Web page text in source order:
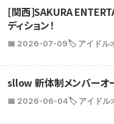
[関西]SAKURA
ディション！
📅 2026-07-09🏷️ アイドル
sllow 新体制メンバーオ
📅 2026-06-04🏷️ アイドル